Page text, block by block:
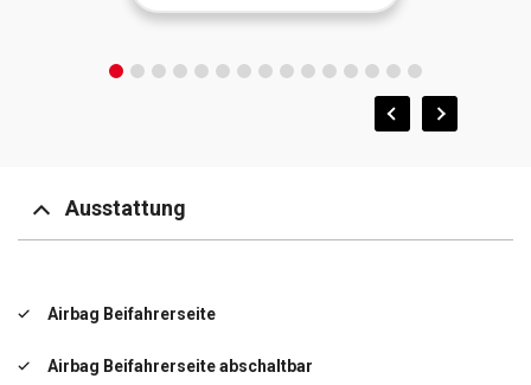
Ausstattung
Airbag Beifahrerseite
Airbag Beifahrerseite abschaltbar